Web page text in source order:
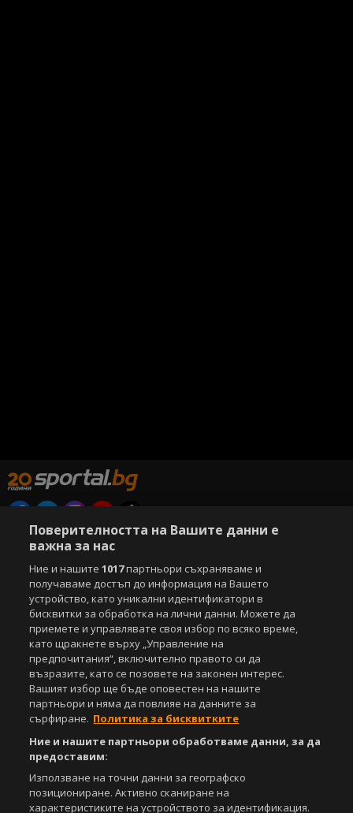
Copyright © 2007-2026 Агенция Спортал. Всички права запазени.
Този уебсайт е собственост на
За нас Екип За рекламa
Общи условия
Етични правила на НСС
Лични данни
Управление на предпочитания
Съдържанието на този уеб сайт и технологиите, използвани в него, са
под закрила на Закона за авторското право и сродните му права.
Всички статии, репортажи, интервюта и други текстови, графични и
видео материали, публикувани в сайта, са собственост на Агенция
Спортал, освен ако изрично е посочено друго. Допуска се
публикуване на текстови материали само след писмено съгласие на
Агенция Спортал, посочване на източника и добавяне на линк към
www.sportal.bg. Използването на графични и видео материали,
публикувани в сайта, е строго забранено. Нарушителите ще бъдат
санкционирани с цялата строгост на закона.
СвалиБЕЗПЛАТНОТОприложение за:
Поверителността на Вашите данни е
важна за нас
Ние и нашите1017партньори съхраняваме и
получаваме достъп до информация на Вашето
устройство, като уникални идентификатори в
бисквитки за обработка на лични данни. Можете да
приемете и управлявате своя избор по всяко време,
като щракнете върху „Управление на
предпочитания“, включително правото си да
възразите, като се позовете на законен интерес.
Вашият избор ще бъде оповестен на нашите
партньори и няма да повлияе на данните за
сърфиране. Политика за бисквитките
Ние и нашите партньори обработваме данни, за да
предоставим:
Използване на точни данни за географско
позициониране. Активно сканиране на
характеристиките на устройството за идентификация.